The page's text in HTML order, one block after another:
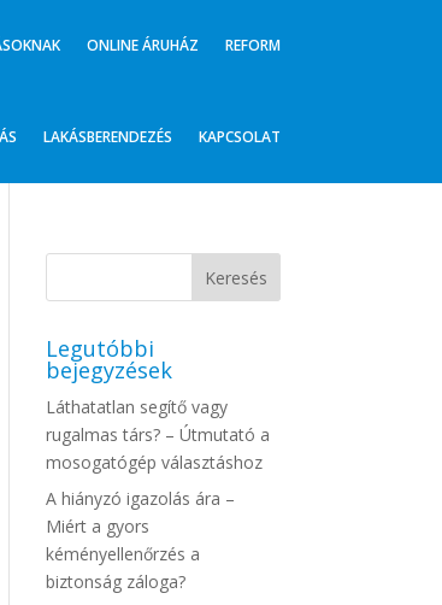
ONLINE ÁRUHÁZ REFORM
LAKÁSBERENDEZÉS KAPCSOLAT
Legutóbbi
bejegyzések
Láthatatlan segítő vagy
rugalmas társ? – Útmutató a
mosogatógép választáshoz
A hiányzó igazolás ára –
Miért a gyors
kéményellenőrzés a
biztonság záloga?